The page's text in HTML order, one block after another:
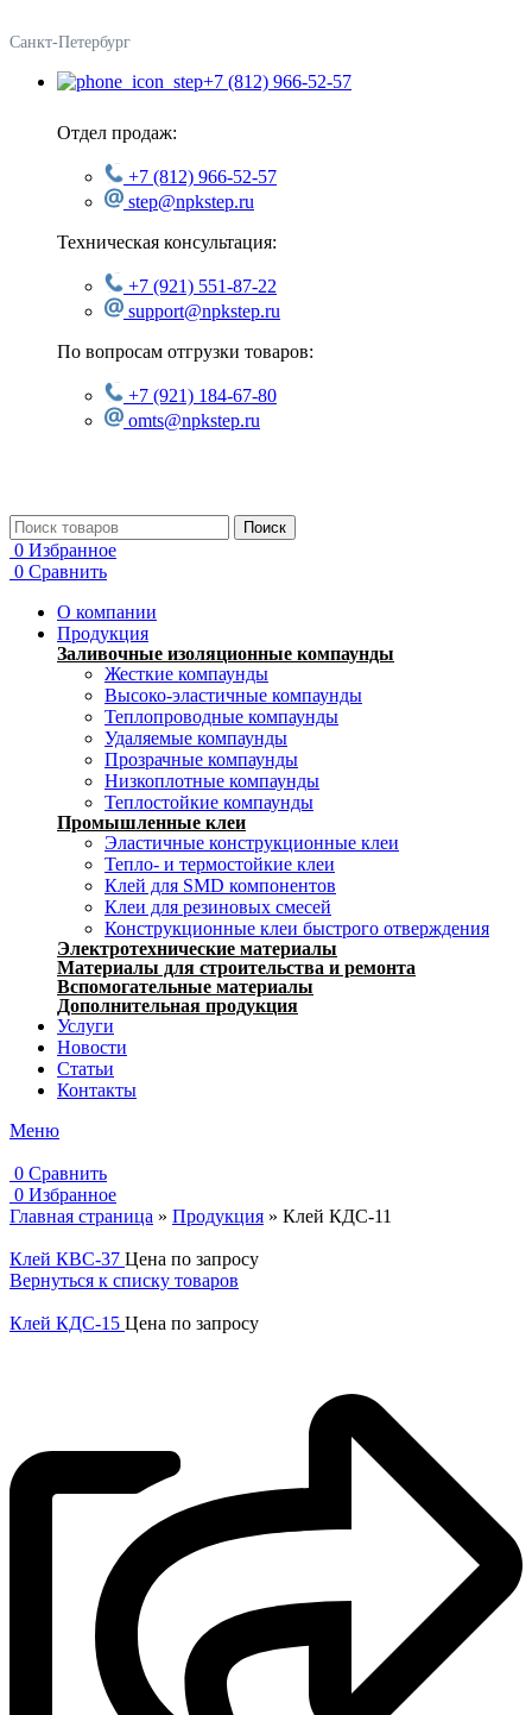
Санкт-Петербург
+7 (812) 966-52-57
Отдел продаж:
+7 (812) 966-52-57
step@npkstep.ru
Техническая консультация:
+7 (921) 551-87-22
support@npkstep.ru
По вопросам отгрузки товаров:
+7 (921) 184-67-80
omts@npkstep.ru
Поиск
0 Избранное
0 Сравнить
О компании
Продукция
Заливочные изоляционные компаунды
Жесткие компаунды
Высоко-эластичные компаунды
Теплопроводные компаунды
Удаляемые компаунды
Прозрачные компаунды
Низкоплотные компаунды
Теплостойкие компаунды
Промышленные клеи
Эластичные конструкционные клеи
Тепло- и термостойкие клеи
Клей для SMD компонентов
Клеи для резиновых смесей
Конструкционные клеи быстрого отверждения
Электротехнические материалы
Материалы для строительства и ремонта
Вспомогательные материалы
Дополнительная продукция
Услуги
Новости
Статьи
Контакты
Меню
0 Сравнить
0 Избранное
Главная страница » Продукция » Клей КДС-11
Клей КВС-37 Цена по запросу
Вернуться к списку товаров
Клей КДС-15 Цена по запросу